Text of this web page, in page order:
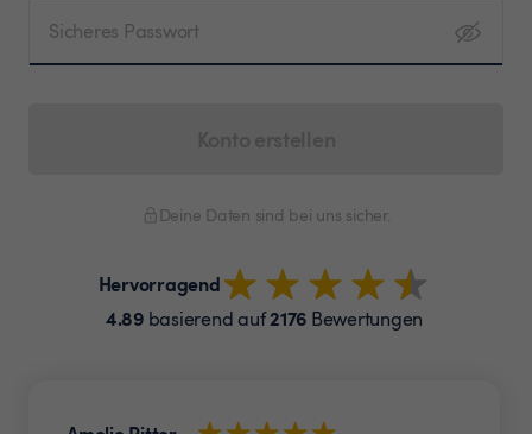
Sicheres Passwort
Deine Daten sind bei uns sicher.
Hervorragend
4.89basierend auf2176 Bewertungen